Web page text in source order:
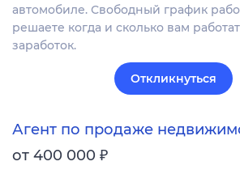
автомобиле. Свободный график
решаете когда и сколько вам
заработок.
Откликнуться
Агент по продаже
от 400 000 ₽